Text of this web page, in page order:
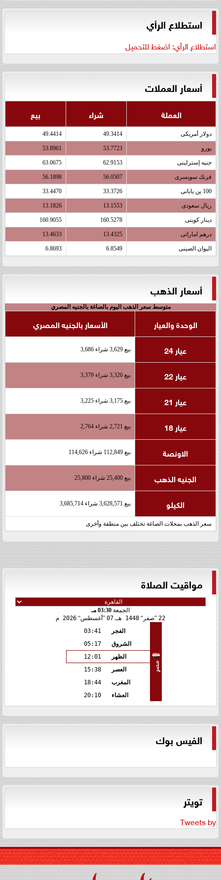
استطلاع الرأي
استطلاع الرأي: اضغط للتحميل
أسعار العملات
العملة شراء بيع
دولار أمريكى 49.3414
49.4414
يورو 53.7723
53.8961
جنيه إسترلينى 62.9153
63.0675
فرنك سويسرى 56.0507
56.1898
100 ين يابانى 33.3726
33.4470
ريال سعودى 13.1553
13.1826
دينار كويتى 160.5278
160.9055
درهم اماراتى 13.4325
13.4633
اليوان الصينى 6.8549
6.8693
أسعار الذهب
متوسط سعر الذهب اليوم بالصاغة بالجنيه المصري
الوحدة والعيار
الأسعار بالجنيه المصري
عيار 24
بيع 3,629 شراء 3,686
عيار 22 بيع 3,326 شراء 3,379
عيار 21 بيع 3,175 شراء 3,225
عيار 18 بيع 2,721 شراء 2,764
الاونصة بيع 112,849 شراء 114,626
الجنيه الذهب بيع 25,400 شراء 25,800
الكيلو بيع 3,628,571 شراء 3,685,714
سعر الذهب بمحلات الصاغة تختلف بين منطقة وأخرى
مواقيت الصلاة
الجمعة 03:30 مـ
22
صفر 1448 هـ 07 أغسطس 2026 م
مصر
الفجر
03:41
الشروق
05:17
الظهر
12:01
العصر
15:38
المغرب
18:44
العشاء
20:10
الفيس بوك
تويتر
Tweets by